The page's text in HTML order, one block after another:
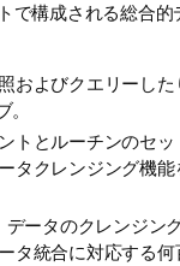
で構成される総合
およびクエリーした
トとルーチンのセ
タクレンジング機
データのクレンジン
タ統合に対応する